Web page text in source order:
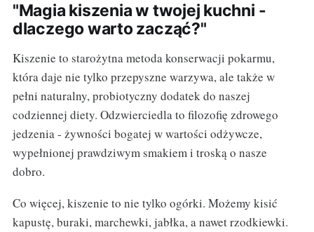
"Magia kiszenia w twojej kuchni -
dlaczego warto zacząć?"
Kiszenie to starożytna metoda konserwacji pokarmu,
która daje nie tylko przepyszne warzywa, ale także w
pełni naturalny, probiotyczny dodatek do naszej
codziennej diety. Odzwierciedla to filozofię zdrowego
jedzenia - żywności bogatej w wartości odżywcze,
wypełnionej prawdziwym smakiem i troską o nasze
dobro.
Co więcej, kiszenie to nie tylko ogórki. Możemy kisić
kapustę, buraki, marchewki, jabłka, a nawet rzodkiewki.